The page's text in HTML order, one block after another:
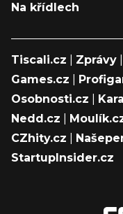
Na křídlech
Tiscali.cz Zprávy
Games.cz
Osobnosti.cz
Nedd.cz
CZhity.cz
StartupInsider.cz